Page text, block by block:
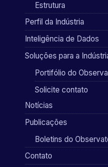
Estrutura
Perfil da Indústria
Inteligência de Dados
Soluções para a
Portifólio do
Solicite contato
Notícias
Publicações
Boletins do
Contato